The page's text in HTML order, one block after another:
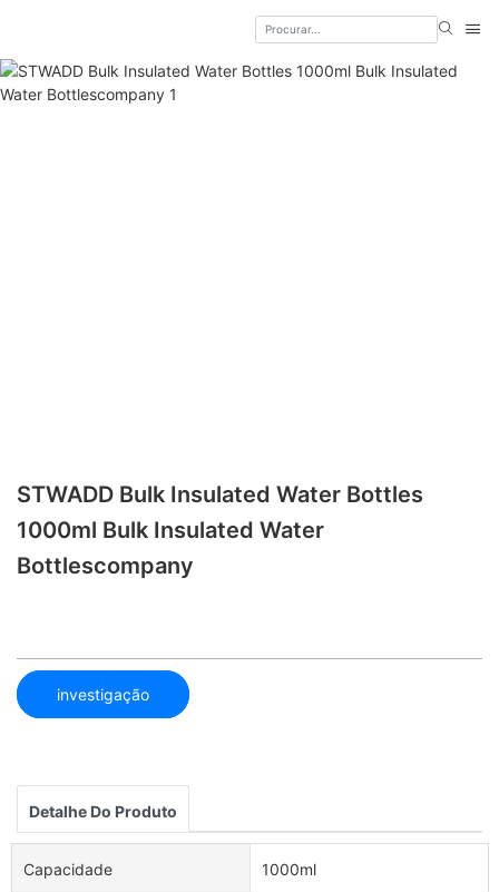
STWADD Bulk Insulated Water Bottles
1000ml Bulk Insulated Water
Bottlescompany
investigação
Detalhe Do Produto
Capacidade 1000ml